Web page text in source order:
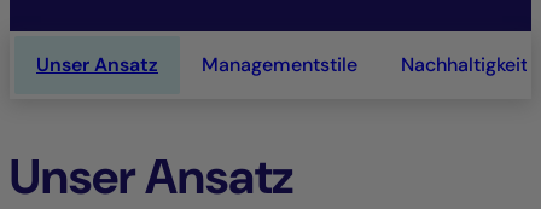
Unser Ansatz Managementstile Nachhaltigkeit
Unser Ansatz